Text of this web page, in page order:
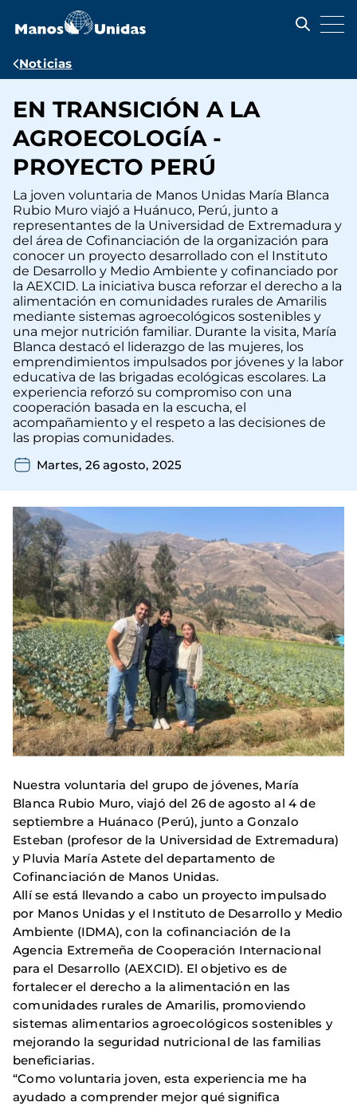
contenido
Ruta
navegación
Noticias
EN TRANSICIÓN A LA
AGROECOLOGÍA -
PROYECTO PERÚ
La joven voluntaria de Manos Unidas María Blanca
Rubio Muro viajó a Huánuco, Perú, junto a
representantes de la Universidad de Extremadura y
del área de Cofinanciación de la organización para
conocer un proyecto desarrollado con el Instituto
de Desarrollo y Medio Ambiente y cofinanciado por
la AEXCID. La iniciativa busca reforzar el derecho a la
alimentación en comunidades rurales de Amarilis
mediante sistemas agroecológicos sostenibles y
una mejor nutrición familiar. Durante la visita, María
Blanca destacó el liderazgo de las mujeres, los
emprendimientos impulsados por jóvenes y la labor
educativa de las brigadas ecológicas escolares. La
experiencia reforzó su compromiso con una
cooperación basada en la escucha, el
acompañamiento y el respeto a las decisiones de
las propias comunidades.
Martes, 26 agosto, 2025
Nuestra voluntaria del grupo de jóvenes, María
Blanca Rubio Muro, viajó del 26 de agosto al 4 de
septiembre a Huánaco (Perú), junto a Gonzalo
Esteban (profesor de la Universidad de Extremadura)
y Pluvia María Astete del departamento de
Cofinanciación de Manos Unidas.
Allí se está llevando a cabo un proyecto impulsado
por Manos Unidas y el Instituto de Desarrollo y Medio
Ambiente (IDMA), con la cofinanciación de la
Agencia Extremeña de Cooperación Internacional
para el Desarrollo (AEXCID). El objetivo es de
fortalecer el derecho a la alimentación en las
comunidades rurales de Amarilis, promoviendo
sistemas alimentarios agroecológicos sostenibles y
mejorando la seguridad nutricional de las familias
beneficiarias.
“Como voluntaria joven, esta experiencia me ha
ayudado a comprender mejor qué significa